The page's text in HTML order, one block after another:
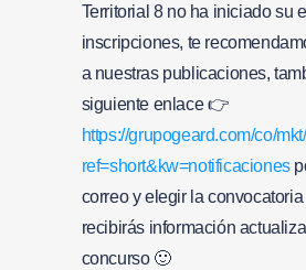
Territorial 8 no ha iniciado su
inscripciones, te
a nuestras publicaciones,
siguiente enlace 👉
https://grupogeard.com/co/
ref=short&kw=notificaciones
correo y elegir la
recibirás información
concurso 🙂